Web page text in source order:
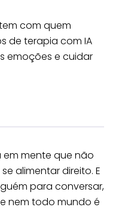
com quem
de terapia com IA
emoções e cuidar
em mente que não
alimentar direito. E
para conversar,
nem todo mundo é